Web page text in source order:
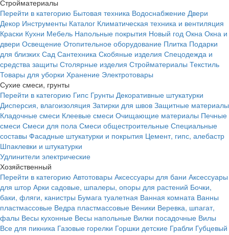
Стройматериалы
Перейти в категорию Бытовая техника Водоснабжение Двери
Декор Инструменты Каталог Климатическая техника и вентиляция
Краски Кухни Мебель Напольные покрытия Новый год Окна Окна и
двери Освещение Отопительное оборудование Плитка Подарки
для близких Сад Сантехника Скобяные изделия Спецодежда и
средства защиты Столярные изделия Стройматериалы Текстиль
Товары для уборки Хранение Электротовары
Сухие смеси, грунты
Перейти в категорию Гипс Грунты Декоративные штукатурки
Дисперсия, влагоизоляция Затирки для швов Защитные материалы
Кладочные смеси Клеевые смеси Очищающие материалы Печные
смеси Смеси для пола Смеси общестроительные Специальные
составы Фасадные штукатурки и покрытия Цемент, гипс, алебастр
Шпаклевки и штукатурки
Удлинители электрические
Хозяйственный
Перейти в категорию Автотовары Аксессуары для бани Аксессуары
для штор Арки садовые, шпалеры, опоры для растений Бочки,
баки, фляги, канистры Бумага туалетная Ванная комната Ванны
пластмассовые Ведра пластмассовые Веники Веревка, шпагат,
фалы Весы кухонные Весы напольные Вилки посадочные Вилы
Все для пикника Газовые горелки Горшки детские Грабли Губцевый